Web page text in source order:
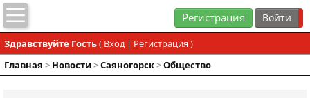
Регистрация
Здравствуйте Гость( Вход| Регистрация )
Главная > Новости>Cаяногорск>Общество